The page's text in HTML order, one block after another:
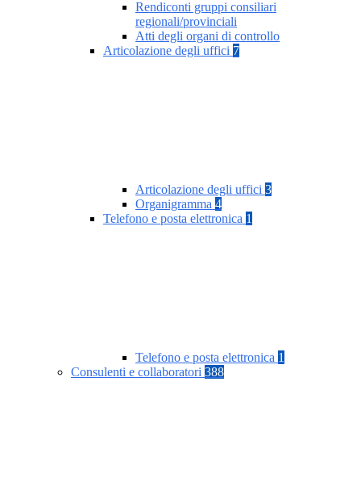
Rendiconti gruppi consiliari
regionali/provinciali
Atti degli organi di controllo
Articolazione degli uffici 7
Articolazione degli uffici 3
Organigramma 4
Telefono e posta elettronica 1
Telefono e posta elettronica 1
Consulenti e collaboratori 388